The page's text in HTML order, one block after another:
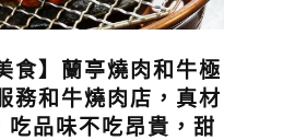
食】蘭亭燒肉和牛極
務和牛燒肉店，真材
吃品味不吃昂貴，甜